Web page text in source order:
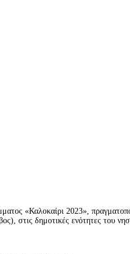
«Καλοκαίρι 2023»,
στις δημοτικές ενότητες του